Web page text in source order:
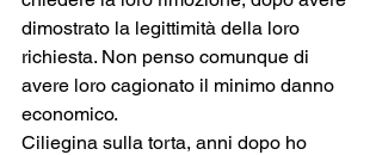
dimostrato la legittimità della loro
richiesta. Non penso comunque di
avere loro cagionato il minimo danno
economico.
Ciliegina sulla torta, anni dopo ho